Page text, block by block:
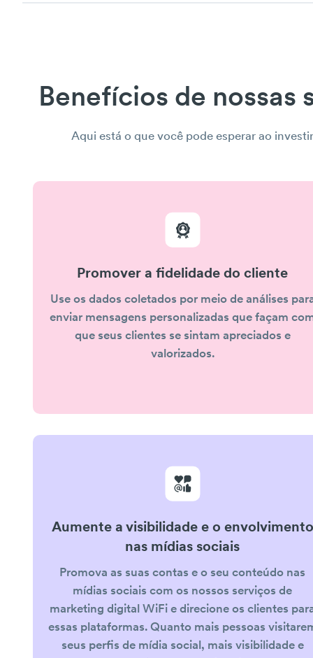
Benefícios de nossas
Aqui está o que você pode esperar ao
Promover a fidelidade do cliente
Use os dados coletados por meio de análises
enviar mensagens personalizadas que façam
que seus clientes se sintam apreciados e
valorizados.
Aumente a visibilidade e o envolvimento
nas mídias sociais
Promova as suas contas e o seu conteúdo nas
mídias sociais com os nossos serviços de
marketing digital WiFi e direcione os clientes
essas plataformas. Quanto mais pessoas
seus perfis de mídia social, mais visibilidade e